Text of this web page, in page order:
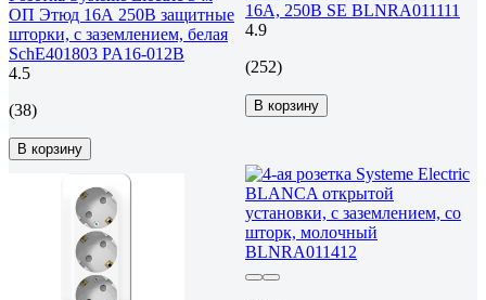
ОП Этюд 16А 250В защитные
шторки, с заземлением, белая
SchE401803 PA16-012B
4.5
(38)
В корзину
16А, 250В SE BLNRA011111
4.9
(252)
В корзину